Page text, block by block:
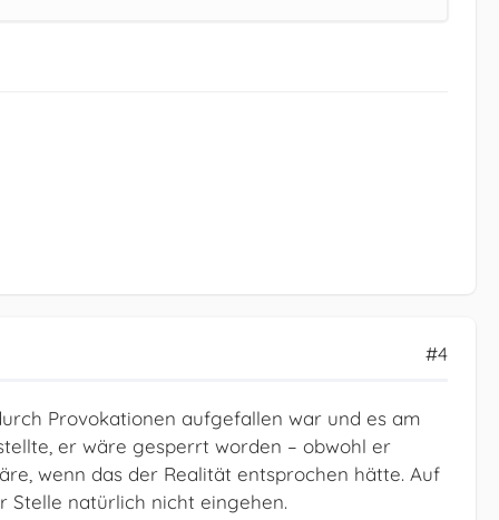
#4
Provokationen aufgefallen war und es am
er wäre gesperrt worden – obwohl er
wenn das der Realität entsprochen hätte. Auf
Stelle natürlich nicht eingehen.